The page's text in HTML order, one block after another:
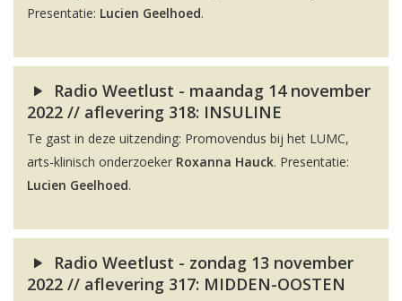
Presentatie: Lucien Geelhoed.
Radio Weetlust - maandag 14 november
2022 // aflevering 318: INSULINE
Te gast in deze uitzending: Promovendus bij het LUMC,
arts-klinisch onderzoeker Roxanna Hauck. Presentatie:
Lucien Geelhoed.
Radio Weetlust - zondag 13 november
2022 // aflevering 317: MIDDEN-OOSTEN